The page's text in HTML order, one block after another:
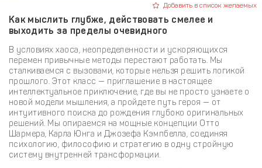
Добавить в список желаемых
Как мыслить глубже, действовать смелее и
выходить за пределы очевидного
В условиях хаоса, неопределенности и ускоряющихся
перемен привычные методы перестают работать. Мы
сталкиваемся с вызовами, которые нельзя решить логикой
прошлого. Этот класс — приглашение в настоящее
интеллектуальное приключение, где вы не просто узнаете о
новой модели мышления, а пройдете путь героя — от
интуитивного поиска до рождения глубоко оригинальных
решений. Мы опираемся на мощные концепции Отто
Шармера, Карла Юнга и Джозефа Кэмпбелла, соединяя
психологию, философию и стратегию в одну стройную
систему внутренней трансформации.